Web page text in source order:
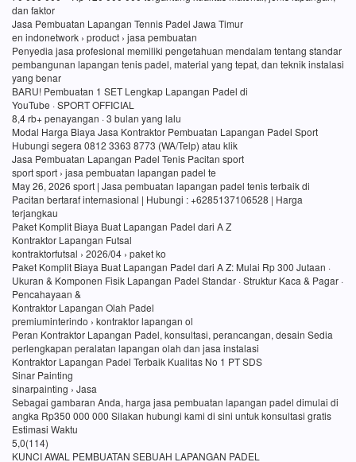
dan faktor
Jasa Pembuatan Lapangan Tennis Padel Jawa Timur
en indonetwork › product › jasa pembuatan
Penyedia jasa profesional memiliki pengetahuan mendalam tentang standar
pembangunan lapangan tenis padel, material yang tepat, dan teknik instalasi
yang benar
BARU! Pembuatan 1 SET Lengkap Lapangan Padel di
YouTube · SPORT OFFICIAL
8,4 rb+ penayangan · 3 bulan yang lalu
Modal Harga Biaya Jasa Kontraktor Pembuatan Lapangan Padel Sport
Hubungi segera 0812 3363 8773 (WA/Telp) atau klik
Jasa Pembuatan Lapangan Padel Tenis Pacitan sport
sport sport › jasa pembuatan lapangan padel te
May 26, 2026 sport | Jasa pembuatan lapangan padel tenis terbaik di
Pacitan bertaraf internasional | Hubungi : +6285137106528 | Harga
terjangkau
Paket Komplit Biaya Buat Lapangan Padel dari A Z
Kontraktor Lapangan Futsal
kontraktorfutsal › 2026/04 › paket ko
Paket Komplit Biaya Buat Lapangan Padel dari A Z: Mulai Rp 300 Jutaan ·
Ukuran & Komponen Fisik Lapangan Padel Standar · Struktur Kaca & Pagar ·
Pencahayaan &
Kontraktor Lapangan Olah Padel
premiuminterindo › kontraktor lapangan ol
Peran Kontraktor Lapangan Padel, konsultasi, perancangan, desain Sedia
perlengkapan peralatan lapangan olah dan jasa instalasi
Kontraktor Lapangan Padel Terbaik Kualitas No 1 PT SDS
Sinar Painting
sinarpainting › Jasa
Sebagai gambaran Anda, harga jasa pembuatan lapangan padel dimulai di
angka Rp350 000 000 Silakan hubungi kami di sini untuk konsultasi gratis
Estimasi Waktu
5,0(114)
KUNCI AWAL PEMBUATAN SEBUAH LAPANGAN PADEL